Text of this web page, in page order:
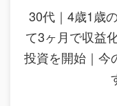
30代｜4歳1歳
て3ヶ月で収益
投資を開始｜今